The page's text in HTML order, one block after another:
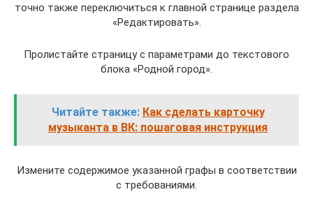
точно также переключиться к главной странице раздела
«Редактировать».
Пролистайте страницу с параметрами до текстового
блока «Родной город».
Читайте также: Как сделать карточку
музыканта в ВК: пошаговая инструкция
Измените содержимое указанной графы в соответствии
с требованиями.